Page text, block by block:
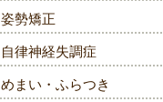
姿勢矯正
自律神経失調症
めまい・ふらつき